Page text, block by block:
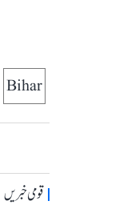
Bihar
قومی خبریں